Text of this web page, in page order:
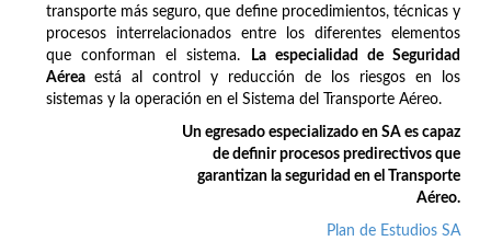
transporte más seguro, que define procedimientos, técnicas y
procesos interrelacionados entre los diferentes elementos
que conforman el sistema.
La especialidad de Seguridad
Aérea está al control y reducción de los riesgos en los
sistemas y la operación en el Sistema del Transporte Aéreo.
Un egresado especializado en SA es capaz
de definir procesos predirectivos que
garantizan la seguridad en el Transporte
Aéreo.
Plan de Estudios SA